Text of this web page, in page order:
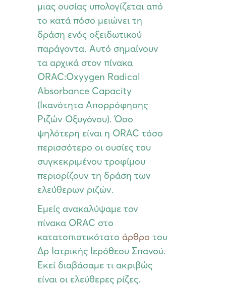
μιας ουσίας υπολογίζεται από
το κατά πόσο μειώνει τη
δράση ενός οξειδωτικού
παράγοντα. Αυτό σημαίνουν
τα αρχικά στον πίνακα
ORAC:Oxyygen Radical
Absorbance Capacity
(Ικανότητα Απορρόφησης
Ριζών Οξυγόνου). Όσο
ψηλότερη είναι η ORAC τόσο
περισσότερο οι ουσίες του
συγκεκριμένου τροφίμου
περιορίζουν τη δράση των
ελεύθερων ριζών.
Εμείς ανακαλύψαμε τον
πίνακα ORAC στο
κατατοπιστικότατο άρθρο του
Δρ Ιατρικής Ιερόθεου Σπανού.
Εκεί διαβάσαμε τι ακριβώς
είναι οι ελεύθερες ρίζες.